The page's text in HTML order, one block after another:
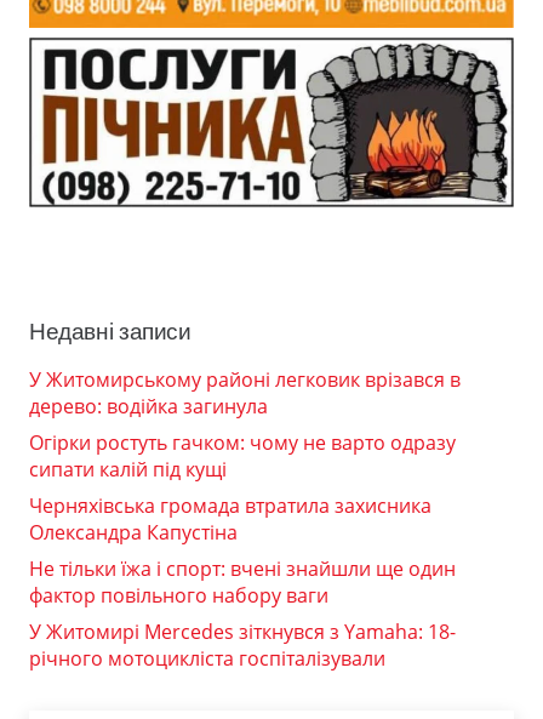
Недавні записи
У Житомирському районі легковик врізався в
дерево: водійка загинула
Огірки ростуть гачком: чому не варто одразу
сипати калій під кущі
Черняхівська громада втратила захисника
Олександра Капустіна
Не тільки їжа і спорт: вчені знайшли ще один
фактор повільного набору ваги
У Житомирі Mercedes зіткнувся з Yamaha: 18-
річного мотоцикліста госпіталізували